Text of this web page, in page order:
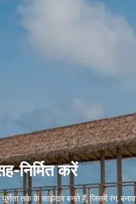
निर्मित करें
पूर्णता तक के साझेदार बनते हैं, जिसमें